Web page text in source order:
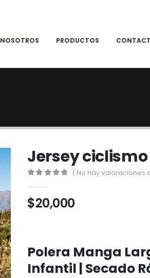
NOSOTROS PRODUCTOS
Jersey
( No hay valoraciones
$20,000
Polera Manga
Infantil | Secado